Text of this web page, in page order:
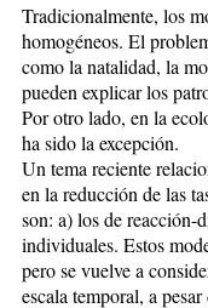
Tradicionalmente, los
homogéneos. El
como la natalidad, la
pueden explicar los
Por otro lado, en la
ha sido la excepción.
Un tema reciente
en la reducción de las
son: a) los de reacción-
individuales. Estos
pero se vuelve a
escala temporal, a